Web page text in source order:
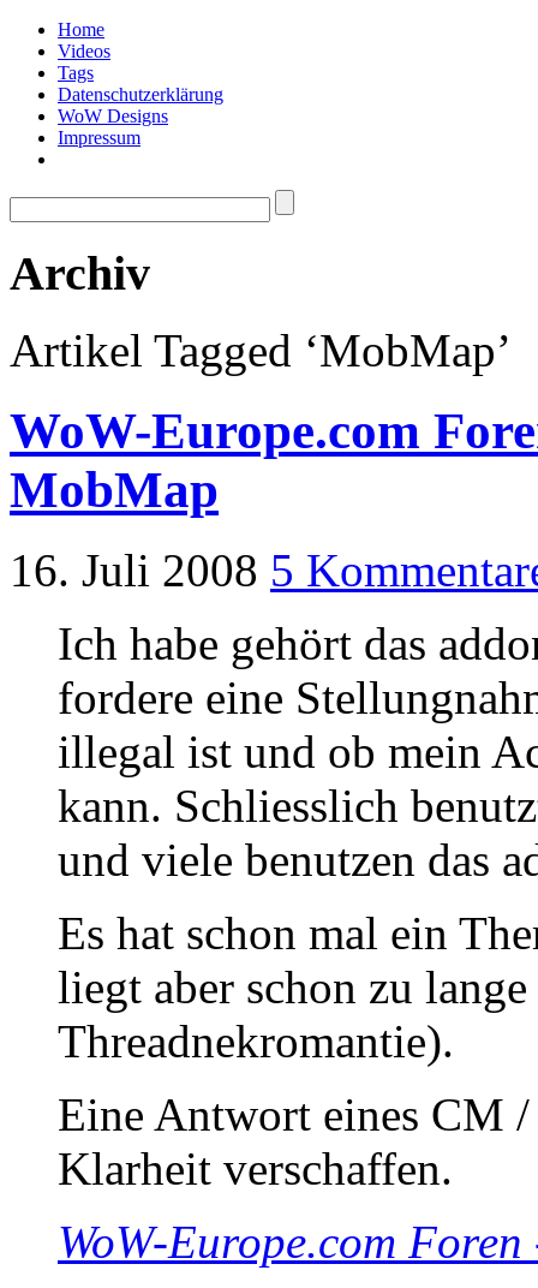
Home
Videos
Tags
Datenschutzerklärung
WoW Designs
Impressum
Archiv
Artikel Tagged ‘MobMap’
WoW-Europe.com
MobMap
16. Juli 2008 5
Ich habe gehört das
fordere eine
illegal ist und ob mein
kann. Schliesslich
und viele benutzen das
Es hat schon mal ein
liegt aber schon zu
Threadnekromantie).
Eine Antwort eines CM
Klarheit verschaffen.
WoW-Europe.com